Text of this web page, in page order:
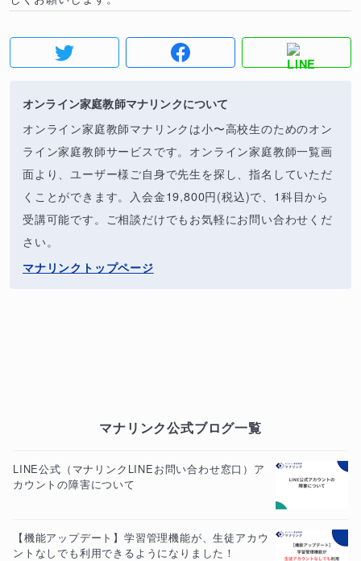
オンライン家庭教師マナリンクについて
オンライン家庭教師マナリンクは小〜高校生のためのオン
ライン家庭教師サービスです。オンライン家庭教師一覧画
面より、ユーザー様ご自身で先生を探し、指名していただ
くことができます。入会金19,800円(税込)で、1科目から
受講可能です。ご相談だけでもお気軽にお問い合わせくだ
さい。
マナリンクトップページ
マナリンク公式ブログ一覧
LINE公式（マナリンクLINEお問い合わせ窓口）ア
カウントの障害について
【機能アップデート】学習管理機能が、生徒アカウ
ントなしでも利用できるようになりました！